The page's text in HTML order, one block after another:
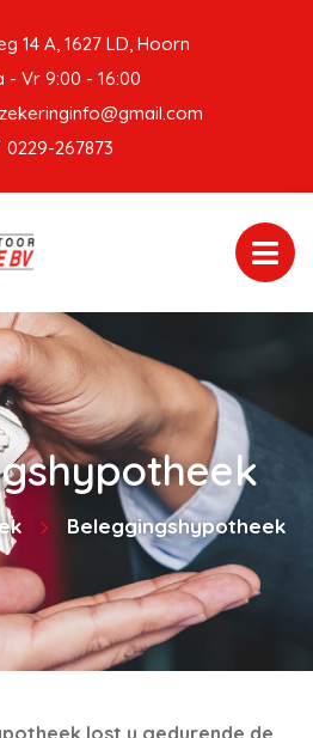
14 A, 1627 LD, Hoorn
- Vr 9:00 - 16:00
0229-267873
Beleggingshypotheek
lost u gedurende de